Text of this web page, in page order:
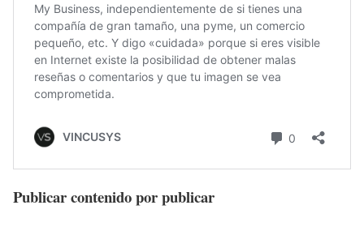
Publicar contenido por publicar